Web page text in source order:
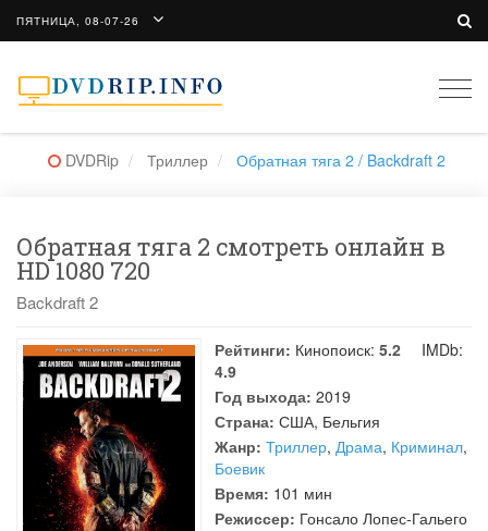
ПЯТНИЦА, 08-07-26
DVDRip Триллер Обратная тяга 2 / Backdraft 2
Обратная тяга 2 смотреть онлайн в
HD 1080 720
Backdraft 2
Рейтинги: Кинопоиск: 5.2
IMDb:
4.9
Год выхода: 2019
Страна: США, Бельгия
Жанр: Триллер, Драма, Криминал,
Боевик
Время: 101 мин
Режиссер: Гонсало Лопес-Гальего